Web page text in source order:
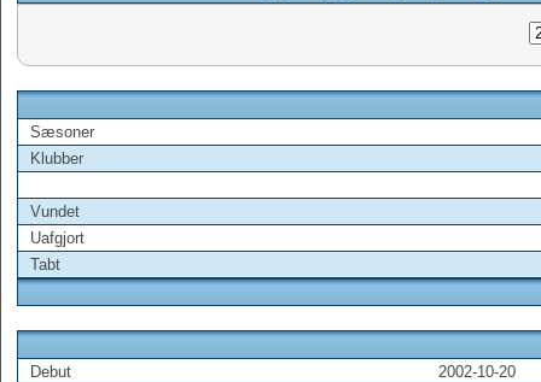
Sæsoner
Klubber
Vundet
Uafgjort
Tabt
Debut
2002-10-20